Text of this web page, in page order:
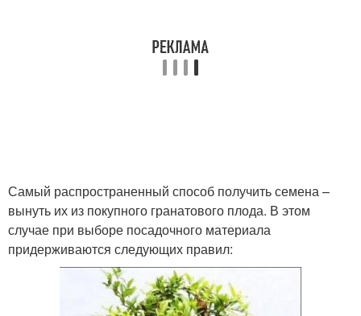
Самый распространенный способ получить семена –
вынуть их из покупного гранатового плода. В этом
случае при выборе посадочного материала
придерживаются следующих правил: